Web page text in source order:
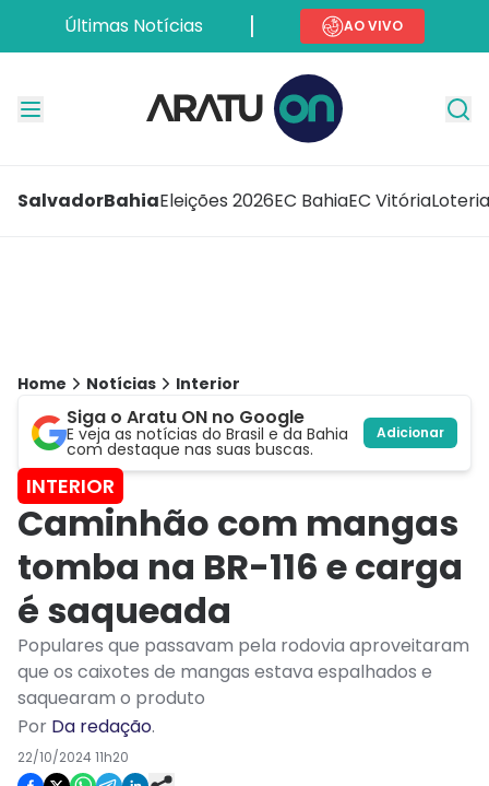
Últimas Notícias AO VIVO
SalvadorBahiaEleições 2026EC BahiaEC Vitória
Home Notícias Interior
Siga o Aratu ON no Google
E veja as notícias do Brasil e da Bahia
com destaque nas suas buscas.
Adicionar
INTERIOR
Caminhão com mangas
tomba na BR-116 e carga
é saqueada
Populares que passavam pela rodovia aproveitaram
que os caixotes de mangas estava espalhados e
saquearam o produto
Por Da redação.
22/10/2024 11h20